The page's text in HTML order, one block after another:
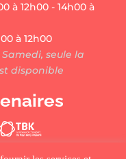
à 12h00 - 14h00 à
à 12h00
seule la
disponible